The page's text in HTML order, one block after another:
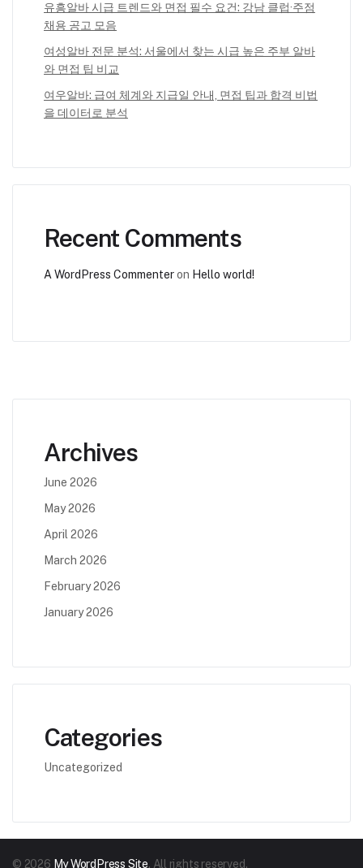
유흥알바 시급 트렌드와 면접 필수 요건: 강남 클럽·주점
채용 공고 모음
여성알바 전문 분석: 서울에서 찾는 시급 높은 주부 알바
와 면접 팁 비교
여우알바: 급여 체계와 지급일 안내, 면접 팁과 합격 비법
을 데이터로 분석
Recent Comments
A WordPress Commenteron Hello world!
Archives
June 2026
May 2026
April 2026
March 2026
February 2026
January 2026
Categories
Uncategorized
© 2026 My WordPress Site. All rights reserved.